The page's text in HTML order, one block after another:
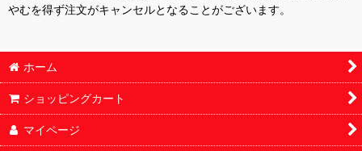
やむを得ず注文がキャンセルとなることがございます。
ホーム
ショッピングカート
マイページ